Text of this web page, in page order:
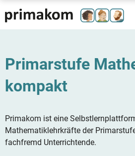
Direkt
zum
Inhalt
Primarstufe
kompakt
Primakom ist eine
Mathematiklehrkräfte der
fachfremd Unterrichtende.